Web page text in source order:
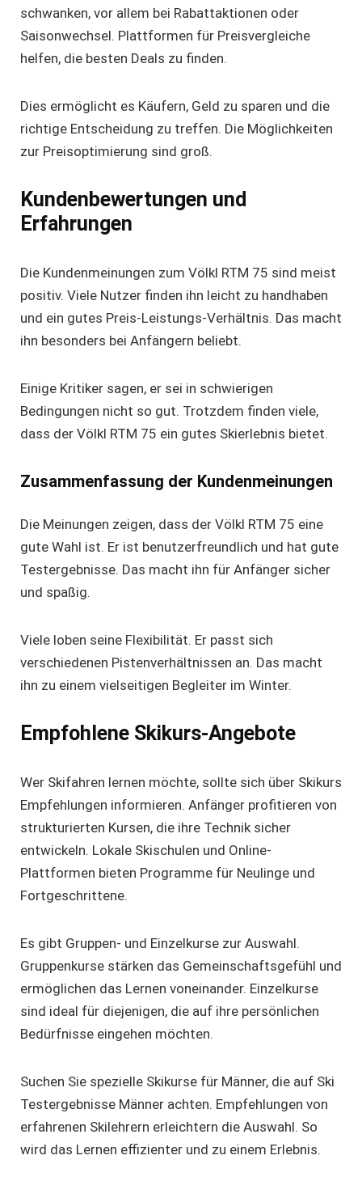
schwanken, vor allem bei Rabattaktionen oder
Saisonwechsel. Plattformen für Preisvergleiche
helfen, die besten Deals zu finden.
Dies ermöglicht es Käufern, Geld zu sparen und die
richtige Entscheidung zu treffen. Die Möglichkeiten
zur Preisoptimierung sind groß.
Kundenbewertungen und
Erfahrungen
Die Kundenmeinungen zum Völkl RTM 75 sind meist
positiv. Viele Nutzer finden ihn leicht zu handhaben
und ein gutes Preis-Leistungs-Verhältnis. Das macht
ihn besonders bei Anfängern beliebt.
Einige Kritiker sagen, er sei in schwierigen
Bedingungen nicht so gut. Trotzdem finden viele,
dass der Völkl RTM 75 ein gutes Skierlebnis bietet.
Zusammenfassung der Kundenmeinungen
Die Meinungen zeigen, dass der Völkl RTM 75 eine
gute Wahl ist. Er ist benutzerfreundlich und hat gute
Testergebnisse. Das macht ihn für Anfänger sicher
und spaßig.
Viele loben seine Flexibilität. Er passt sich
verschiedenen Pistenverhältnissen an. Das macht
ihn zu einem vielseitigen Begleiter im Winter.
Empfohlene Skikurs-Angebote
Wer Skifahren lernen möchte, sollte sich über Skikurs
Empfehlungen informieren. Anfänger profitieren von
strukturierten Kursen, die ihre Technik sicher
entwickeln. Lokale Skischulen und Online-
Plattformen bieten Programme für Neulinge und
Fortgeschrittene.
Es gibt Gruppen- und Einzelkurse zur Auswahl.
Gruppenkurse stärken das Gemeinschaftsgefühl und
ermöglichen das Lernen voneinander. Einzelkurse
sind ideal für diejenigen, die auf ihre persönlichen
Bedürfnisse eingehen möchten.
Suchen Sie spezielle Skikurse für Männer, die auf Ski
Testergebnisse Männer achten. Empfehlungen von
erfahrenen Skilehrern erleichtern die Auswahl. So
wird das Lernen effizienter und zu einem Erlebnis.